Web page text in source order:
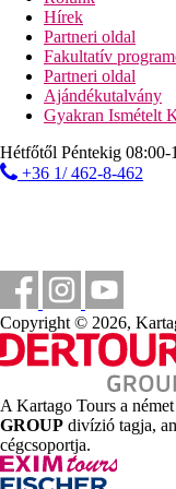
Tengerpart
napágyak
ellenében
strandbár
Sport és
show-
élőzene
3
asztalitenisz
darts
boccia
vízi torna
Sport és
spa-központ
masszázsok
vízi sportok
Hírek
Partneri oldal
Fakultatív
Partneri oldal
Ajándékutalvány
Gyakran Ismételt
Hétfőtől Péntekig 08:00-
+36 1/ 462-8-462
Copyright © 2026,
A Kartago Tours a német
GROUP divízió tagja,
cégcsoportja.